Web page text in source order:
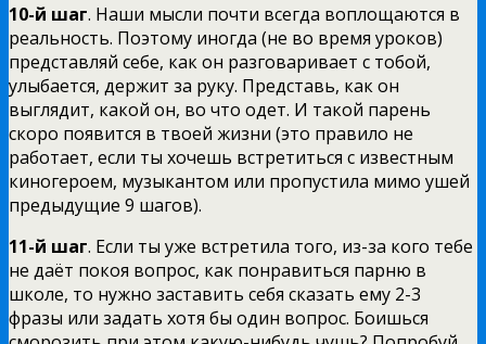
10-й шаг. Наши мысли почти всегда воплощаются в
реальность. Поэтому иногда (не во время уроков)
представляй себе, как он разговаривает с тобой,
улыбается, держит за руку. Представь, как он
выглядит, какой он, во что одет. И такой парень
скоро появится в твоей жизни (это правило не
работает, если ты хочешь встретиться с известным
киногероем, музыкантом или пропустила мимо ушей
предыдущие 9 шагов).
11-й шаг. Если ты уже встретила того, из-за кого тебе
не даёт покоя вопрос, как понравиться парню в
школе, то нужно заставить себя сказать ему 2-3
фразы или задать хотя бы один вопрос. Боишься